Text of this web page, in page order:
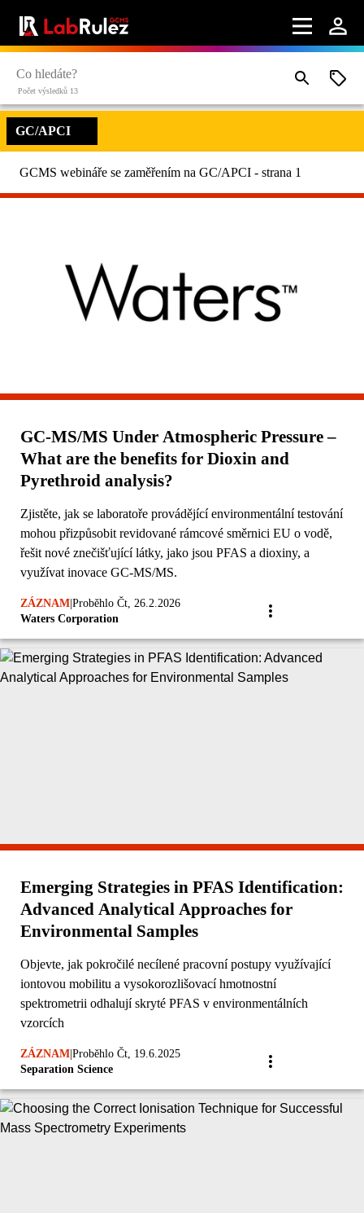
Počet výsledků 13
GC/APCI
GCMS webináře se zaměřením na GC/APCI - strana 1
GC-MS/MS Under Atmospheric Pressure –
What are the benefits for Dioxin and
Pyrethroid analysis?
Zjistěte, jak se laboratoře provádějící environmentální testování
mohou přizpůsobit revidované rámcové směrnici EU o vodě,
řešit nové znečišťující látky, jako jsou PFAS a dioxiny, a
využívat inovace GC-MS/MS.
ZÁZNAM Proběhlo Čt, 26.2.2026
Waters Corporation
Emerging Strategies in PFAS Identification:
Advanced Analytical Approaches for
Environmental Samples
Objevte, jak pokročilé necílené pracovní postupy využívající
iontovou mobilitu a vysokorozlišovací hmotnostní
spektrometrii odhalují skryté PFAS v environmentálních
vzorcích
ZÁZNAM Proběhlo Čt, 19.6.2025
Separation Science